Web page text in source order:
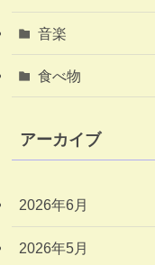
音楽
食べ物
アーカイブ
2026年6月
2026年5月